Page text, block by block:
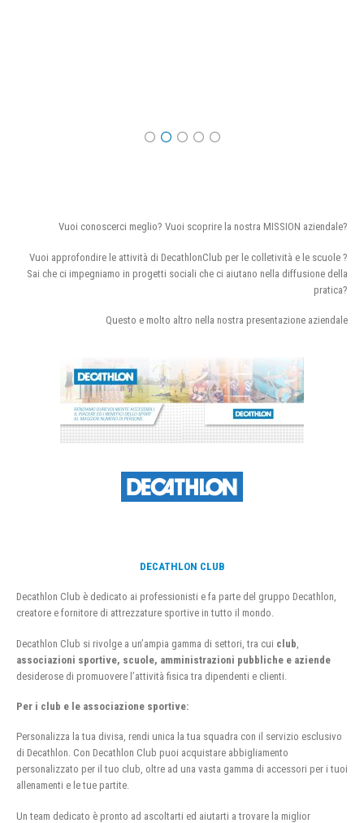
Vuoi conoscerci meglio? Vuoi scoprire la nostra MISSION aziendale?
Vuoi approfondire le attività di DecathlonClub per le colletività e le scuole ?
Sai che ci impegniamo in progetti sociali che ci aiutano nella diffusione della
pratica?
Questo e molto altro nella nostra presentazione aziendale
DECATHLON CLUB
Decathlon Club è dedicato ai professionisti e fa parte del gruppo Decathlon,
creatore e fornitore di attrezzature sportive in tutto il mondo.
Decathlon Club si rivolge a un’ampia gamma di settori, tra cui club
associazioni sportive, scuole, amministrazioni pubbliche e aziende
desiderose di promuovere l’attività fisica tra dipendenti e clienti.
Per i club e le associazione sportive:
Personalizza la tua divisa, rendi unica la tua squadra con il servizio esclusivo
di Decathlon. Con Decathlon Club puoi acquistare abbigliamento
personalizzato per il tuo club, oltre ad una vasta gamma di accessori per i tuoi
allenamenti e le tue partite.
Un team dedicato è pronto ad ascoltarti ed aiutarti a trovare la miglior